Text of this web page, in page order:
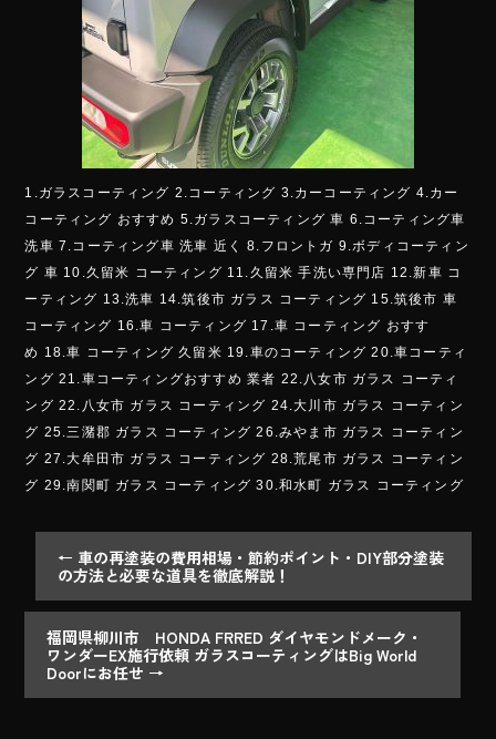
1.ガラスコーティング 2.コーティング 3.カーコーティング 4.カー
コーティング おすすめ 5.ガラスコーティング 車 6.コーティング車
洗車 7.コーティング車 洗車 近く 8.フロントガ 9.ボディコーティン
グ 車 10.久留米 コーティング 11.久留米 手洗い専門店 12.新車 コ
ーティング 13.洗車 14.筑後市 ガラス コーティング 15.筑後市 車
コーティング 16.車 コーティング 17.車 コーティング おすす
め 18.車 コーティング 久留米 19.車のコーティング 20.車コーティ
ング 21.車コーティングおすすめ 業者 22.八女市 ガラス コーティ
ング 22.八女市 ガラス コーティング 24.大川市 ガラス コーティン
グ 25.三潴郡 ガラス コーティング 26.みやま市 ガラス コーティン
グ 27.大牟田市 ガラス コーティング 28.荒尾市 ガラス コーティン
グ 29.南関町 ガラス コーティング 30.和水町 ガラス コーティング
← 車の再塗装の費用相場・節約ポイント・DIY部分塗装
の方法と必要な道具を徹底解説！
福岡県柳川市 HONDA FRRED ダイヤモンドメーク・
ワンダーEX施行依頼 ガラスコーティングはBig World
Doorにお任せ →